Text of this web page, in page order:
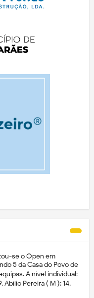
se o Open em
5 da Casa do Povo de
A nível individual:
Abílio Pereira ( M ); 14.